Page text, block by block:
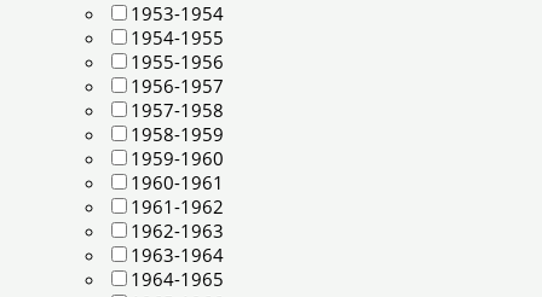
1953-1954
1954-1955
1955-1956
1956-1957
1957-1958
1958-1959
1959-1960
1960-1961
1961-1962
1962-1963
1963-1964
1964-1965